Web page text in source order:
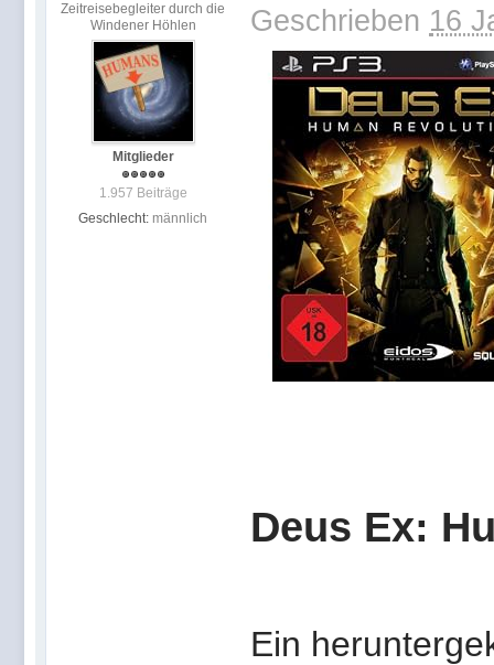
Zeitreisebegleiter durch die
Windener Höhlen
Mitglieder
1.957 Beiträge
Geschlecht: männlich
Geschrieben 16
Deus Ex:
Ein